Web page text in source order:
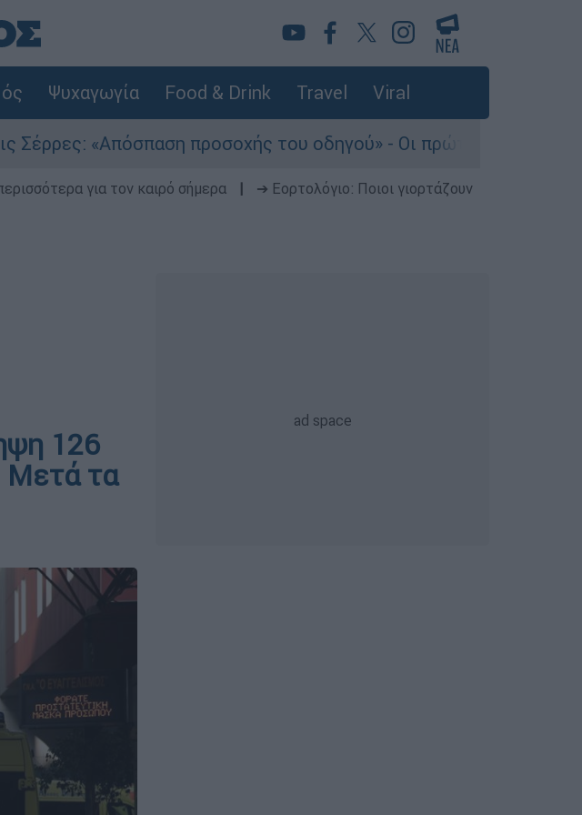
Ψυχαγωγία Food & Drink Travel Viral
προσοχής του οδηγού» - Οι πρώτες εκτιμήσεις
για τον καιρό σήμερα
➔ Εορτολόγιο: Ποιοι γιορτάζουν
126
Μετά τα